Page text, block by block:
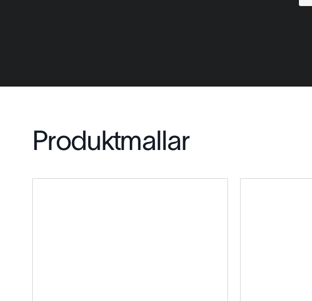
Produktmallar